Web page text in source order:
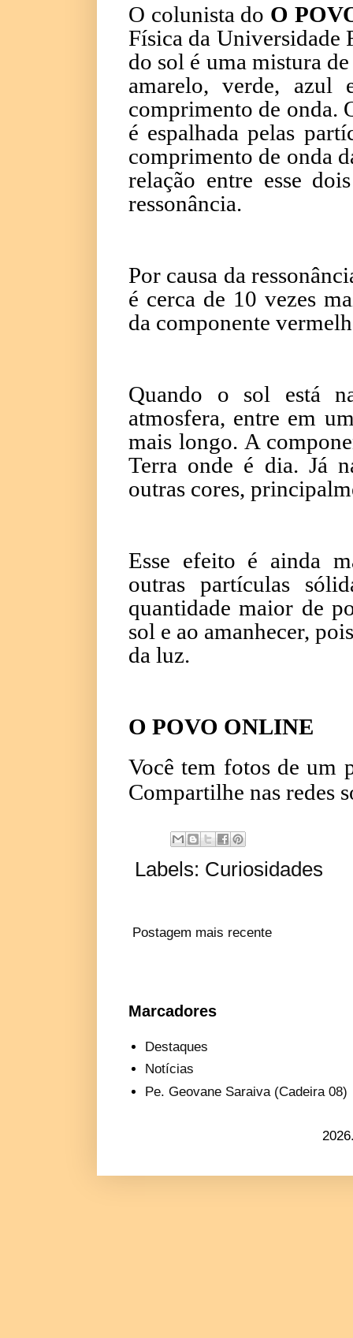
O colunista do O
Física da Universidade
do sol é uma mistura
amarelo, verde, azul
comprimento de onda.
é espalhada pelas
comprimento de onda
relação entre esse
ressonância.
Por causa da
é cerca de 10 vezes
da componente
Quando o sol está
atmosfera, entre em
mais longo. A
Terra onde é dia. Já
outras cores,
Esse efeito é ainda
outras partículas
quantidade maior de
sol e ao amanhecer,
da luz.
O POVO ONLINE
Você tem fotos de um
Compartilhe nas redes
Labels: Curiosidades
Postagem mais recente
Marcadores
Destaques
Notícias
Pe. Geovane Saraiva (Cadeira 08)